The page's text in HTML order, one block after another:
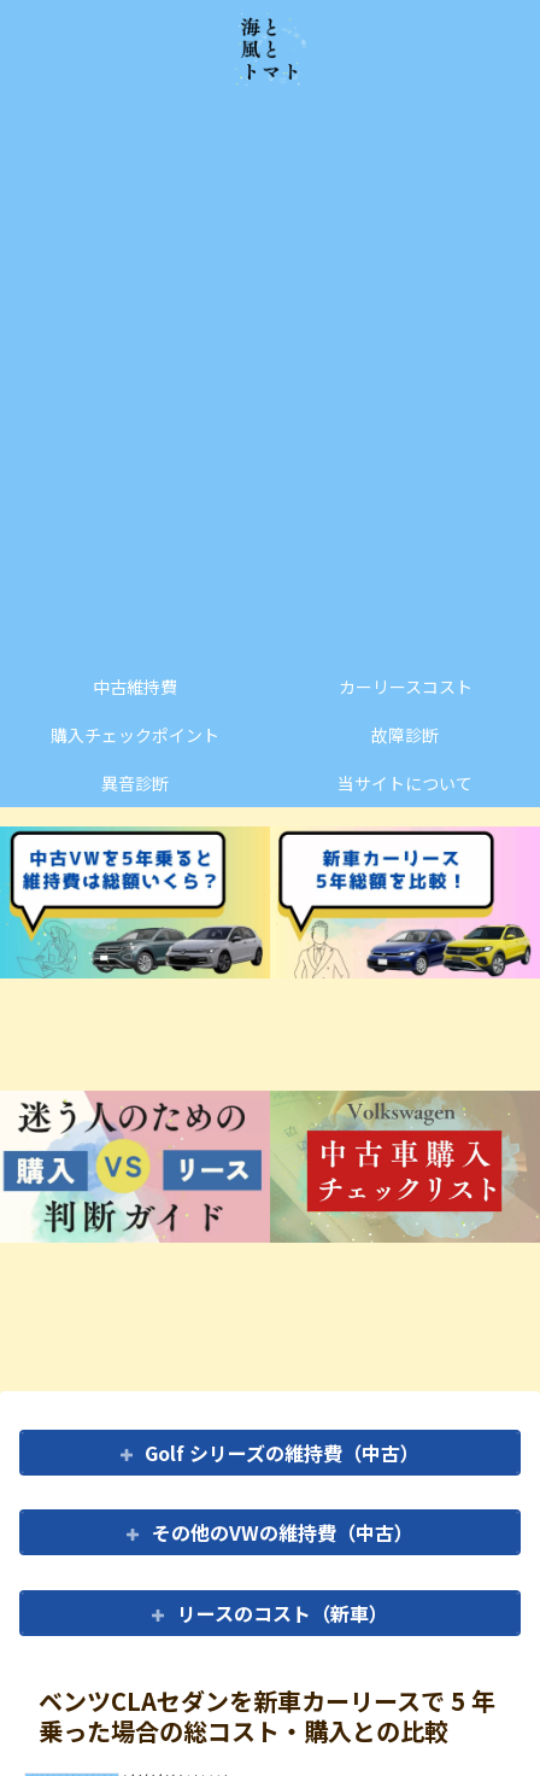
中古維持費
カーリースコスト
購入チェックポイント
故障診断
異音診断
当サイトについて
Golf シリーズの維持費（中古）
その他のVWの維持費（中古）
リースのコスト（新車）
ベンツCLAセダンを新車カーリースで 5 年
乗った場合の総コスト・購入との比較